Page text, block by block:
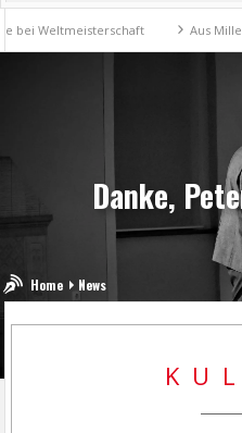
Aus Millennium
Danke,
Home News
K U